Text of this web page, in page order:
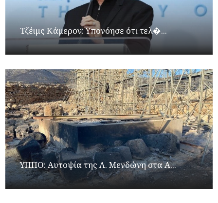
Τζέιμς Κάμερον: Υπονόησε ότι τελ�...
ΥΠΠΟ: Αυτοψία της Λ. Μενδώνη στα Α...